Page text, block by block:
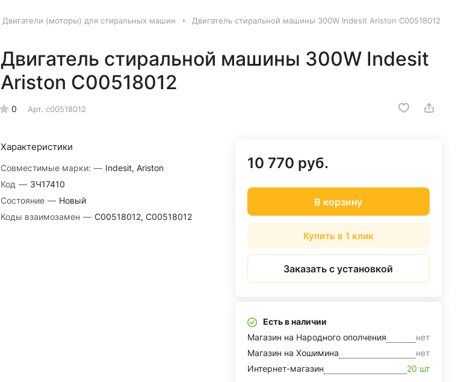
Двигатели (моторы) для стиральных машин Двигатель стиральной машины 300W Indesit Ariston C00518012
Двигатель стиральной машины 300W Indesit
Ariston C00518012
0 Арт. c00518012
Характеристики
Совместимые марки: — Indesit, Ariston
Код — ЗЧ17410
Состояние — Новый
Коды взаимозамен — C00518012, C00518012
10 770 руб.
В корзину
Купить в 1 клик
Заказать с установкой
Есть в наличии
Магазин на Народного ополчения
нет
Магазин на Хошимина
нет
Интернет-магазин
20 шт